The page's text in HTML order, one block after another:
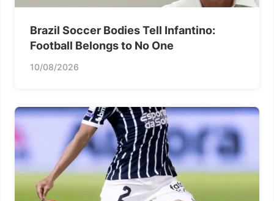
Brazil Soccer Bodies Tell Infantino:
Football Belongs to No One
10/08/2026